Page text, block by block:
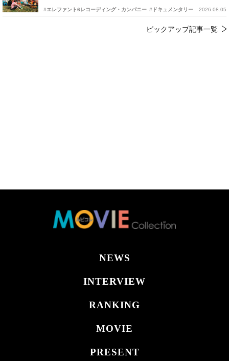
#エレファント6レコーディング・カンパニー #ドキュメンタリー 2026.08.05
ピックアップ記事一覧
NEWS
INTERVIEW
RANKING
MOVIE
PRESENT